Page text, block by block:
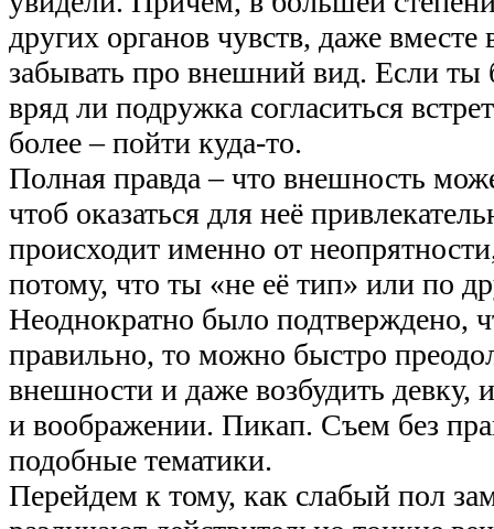
других органов чувств, даже
забывать про внешний вид. Если
вряд ли подружка согласиться
более – пойти куда-то.
Полная правда – что внешность
чтоб оказаться для неё
происходит именно от
потому, что ты «не её тип» или по
Неоднократно было подтверждено,
правильно, то можно быстро
внешности и даже возбудить девку,
и воображении. Пикап. Съем без
подобные тематики.
Перейдем к тому, как слабый пол